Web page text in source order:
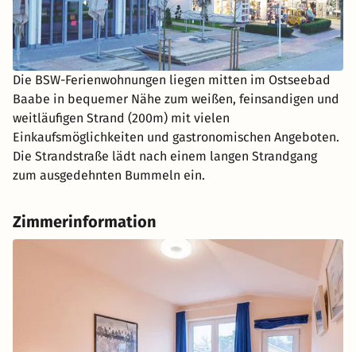
Die BSW-Ferienwohnungen liegen mitten im Ostseebad
Baabe in bequemer Nähe zum weißen, feinsandigen und
weitläufigen Strand (200m) mit vielen
Einkaufsmöglichkeiten und gastronomischen Angeboten.
Die Strandstraße lädt nach einem langen Strandgang
zum ausgedehnten Bummeln ein.
Zimmerinformation